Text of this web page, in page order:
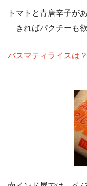
トマトと青唐辛子が
きればパクチーも
バスマティライスは